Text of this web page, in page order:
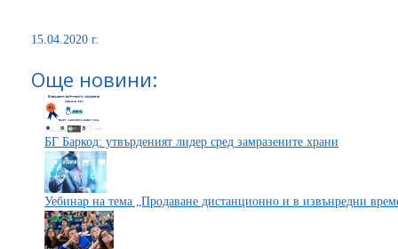
15.04.2020 г.
Още новини:
БГ Баркод: утвърденият лидер сред замразените храни
Уебинар на тема „Продаване дистанционно и в извънредни